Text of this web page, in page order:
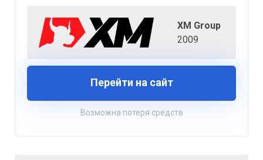
XM Group
2009
Перейти на сайт
Возможна потеря средств